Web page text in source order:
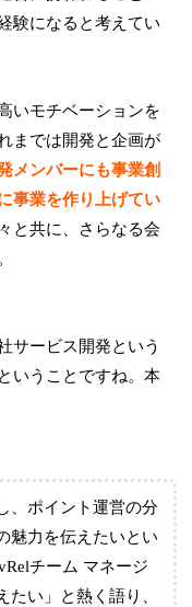
験になると考えてい
いモチベーションを
までは開発と企画が
メンバーにも事業創
事業を作り上げてい
と共に、さらなる会
サービス開発という
いうことですね。本
、ポイント運営の分
魅力を伝えたいとい
チーム マネージ
い」と熱く語り、